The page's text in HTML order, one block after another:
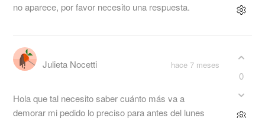
no aparece, por favor necesito una respuesta.
Julieta Nocetti hace 7 meses
Hola que tal necesito saber cuánto más va a
demorar mi pedido lo preciso para antes del lunes
0